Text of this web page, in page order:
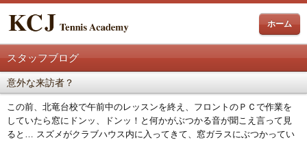
ホーム
スタッフブログ
意外な来訪者？
この前、北竜台校で午前中のレッスンを終え、フロントのＰＣで作業を
していたら窓にドンッ、ドンッ！と何かがぶつかる音が聞こえ言って見
ると… スズメがクラブハウス内に入ってきて、窓ガラスにぶつかってい